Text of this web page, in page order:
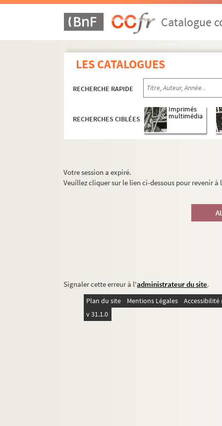
Catalogue
LES CATALOGUES
RECHERCHE RAPIDE
RECHERCHES CIBLÉES
Imprimés
multimédia
Votre session a expiré.
Veuillez cliquer sur le lien ci-dessous pour revenir
Signaler cette erreur à l'administrateur du site.
Plan du site Mentions Légales
v 31.1.0